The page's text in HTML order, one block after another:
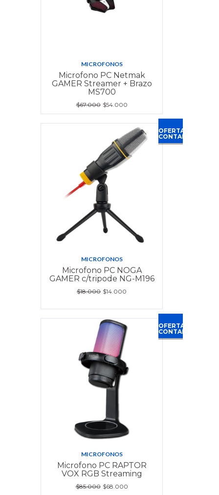
MICROFONOS
Microfono PC Netmak
GAMER Streamer + Brazo
MS700
$67.000 $54.000
OFERTA
CONTADO
MICROFONOS
Microfono PC NOGA
GAMER c/tripode NG-M196
$18.000 $14.000
OFERTA
CONTADO
MICROFONOS
Microfono PC RAPTOR
VOX RGB Streaming
$85.000 $68.000